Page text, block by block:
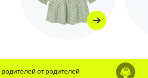
от родителей